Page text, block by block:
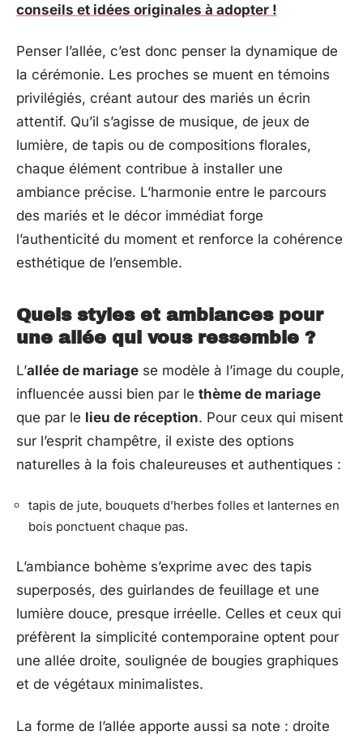
conseils et idées originales à adopter !
Penser l’allée, c’est donc penser la dynamique de
la cérémonie. Les proches se muent en témoins
privilégiés, créant autour des mariés un écrin
attentif. Qu’il s’agisse de musique, de jeux de
lumière, de tapis ou de compositions florales,
chaque élément contribue à installer une
ambiance précise. L’harmonie entre le parcours
des mariés et le décor immédiat forge
l’authenticité du moment et renforce la cohérence
esthétique de l’ensemble.
Quels styles et ambiances pour
une allée qui vous ressemble ?
L’allée de mariage se modèle à l’image du couple,
influencée aussi bien par le thème de mariage
que par le lieu de réception. Pour ceux qui misent
sur l’esprit champêtre, il existe des options
naturelles à la fois chaleureuses et authentiques :
tapis de jute, bouquets d’herbes folles et lanternes en
bois ponctuent chaque pas.
L’ambiance bohème s’exprime avec des tapis
superposés, des guirlandes de feuillage et une
lumière douce, presque irréelle. Celles et ceux qui
préfèrent la simplicité contemporaine optent pour
une allée droite, soulignée de bougies graphiques
et de végétaux minimalistes.
La forme de l’allée apporte aussi sa note : droite